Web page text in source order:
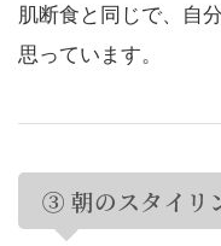
肌断食と同じで、自
思っています。
③ 朝のスタイリ